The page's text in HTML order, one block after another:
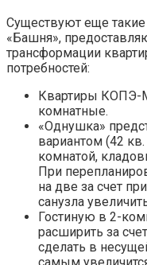
Существуют еще
«Башня»,
трансформации
потребностей:
Квартиры КОПЭ-
комнатные.
«Однушка»
вариантом (42
комнатой,
При
на две за счет
санузла
Гостиную в 2-
расширить за
сделать в
самым